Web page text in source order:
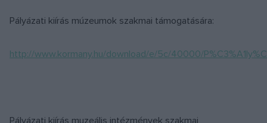
Pályázati kiírás múzeumok szakmai támogatására:
http://www.kormany.hu/download/e/5c/40000/
Pályázati kiírás muzeális intézmények szakmai